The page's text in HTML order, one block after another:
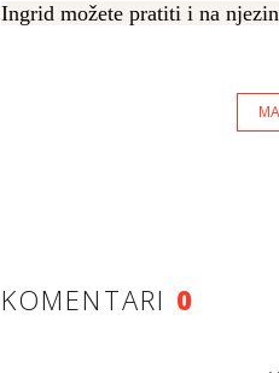
Ingrid možete pratiti i na
KOMENTARI 0